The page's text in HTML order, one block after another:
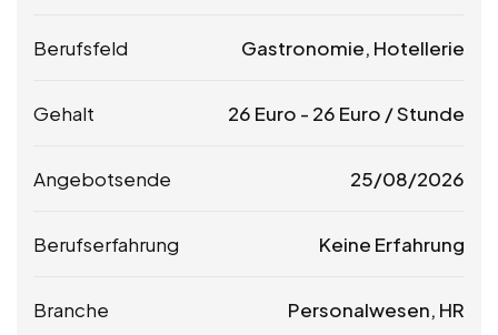
Berufsfeld Gastronomie, Hotellerie
Gehalt 26 Euro - 26 Euro / Stunde
Angebotsende 25/08/2026
Berufserfahrung Keine Erfahrung
Branche Personalwesen, HR